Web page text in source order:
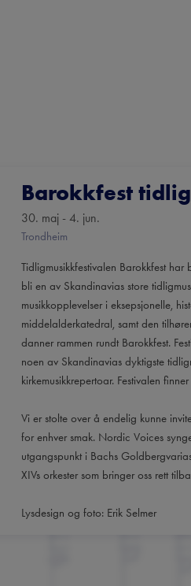
Barokkfest
30. maj - 4. jun.
Trondheim
Tidligmusikkfestivalen Barokkfest
bli en av Skandinavias store
musikkopplevelser i eksepsjonelle,
middelalderkatedral, samt den
danner rammen rundt Barokkfest.
noen av Skandinavias dyktigste
kirkemusikkrepertoar. Festivalen
Vi er stolte over å endelig kunne
for enhver smak. Nordic Voices
utgangspunkt i Bachs
XIVs orkester som bringer oss rett
Lysdesign og foto: Erik Selmer